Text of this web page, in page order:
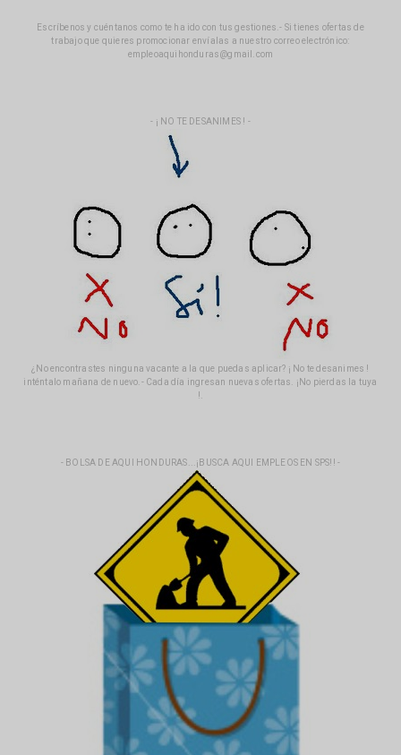
Escríbenos y cuéntanos como te ha ido con tus gestiones.- Si tienes ofertas de
trabajo que quieres promocionar envíalas a nuestro correo electrónico:
empleoaquihonduras@gmail.com
- ¡ NO TE DESANIMES ! -
¿No encontrastes ninguna vacante a la que puedas aplicar? ¡ No te desanimes !
inténtalo mañana de nuevo.- Cada día ingresan nuevas ofertas. ¡No pierdas la tuya
!.
- BOLSA DE AQUI HONDURAS...¡BUSCA AQUI EMPLEOS EN SPS!! -